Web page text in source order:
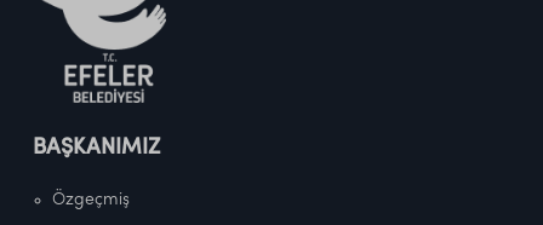
BAŞKANIMIZ
Özgeçmiş